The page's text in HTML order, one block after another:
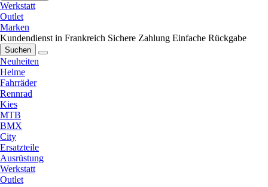
Werkstatt
Outlet
Marken
Kundendienst in Frankreich Sichere Zahlung Einfache Rückgabe
Suchen
Neuheiten
Helme
Fahrräder
Rennrad
Kies
MTB
BMX
City
Ersatzteile
Ausrüstung
Werkstatt
Outlet